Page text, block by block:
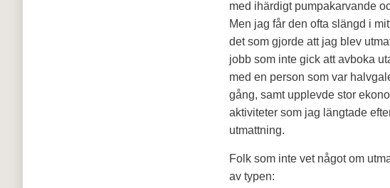
med ihärdigt pumpakarvande
Men jag får den ofta slängd i
det som gjorde att jag blev
jobb som inte gick att avboka
med en person som var
gång, samt upplevde stor
aktiviteter som jag längtade
utmattning.
Folk som inte vet något om
av typen: